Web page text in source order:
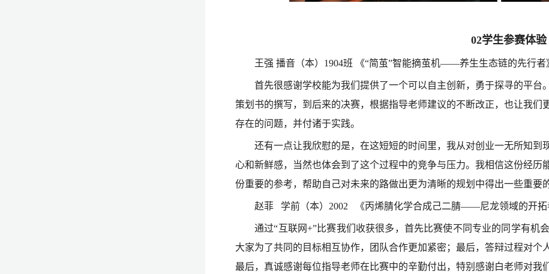
02学生参赛体验
王强 播音（本）1904班 《“简茧”智能摘茧机——养生生态链的先行者
首先很感谢学校能为我们提供了一个可以自主创新，勇于探寻的平
策划书的撰写，到后来的决赛，根据指导老师建议的不断改正，也让我们
存在的问题，并付诸于实践。
还有一点让我欣慰的是，在这短短的时间里，我从对创业一无所知
心和新鲜感，当然也体会到了这个过程中的竞争与压力。我相信这份经
份重要的参考，帮助自己对未来的路做出更为清晰的规划中得出一些重要
赵菲 学前（本）2002 《丙烯腈化学合成己二腈——尼龙领域的开拓
通过“互联网+”比赛我们收获很多，首先比赛使不同专业的同学有机
大家为了共同的目标相互协作，团队合作更加紧密；最后，答辩过程对个
最后，真诚感谢每位指导老师在比赛中的辛勤付出，特别感谢白老师对我